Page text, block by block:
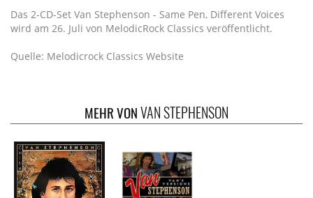
Das 2-CD-Set Van Stephenson - Same Pen, Different Voices
wird am 26. Juli von MelodicRock Classics veröffentlicht.
Quelle: Melodicrock Classics Website
MEHR VONVAN STEPHENSON